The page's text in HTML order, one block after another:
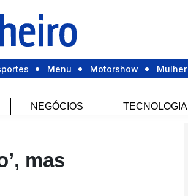
Menu Motorshow Mulher
NEGÓCIOS TECNOLOGIA
mas